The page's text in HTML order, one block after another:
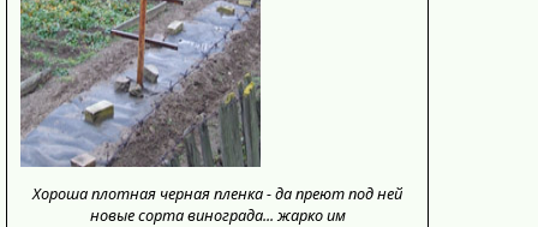
Хороша плотная черная пленка - да преют под ней
новые сорта винограда... жарко им